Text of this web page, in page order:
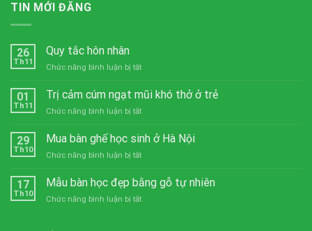
TIN MỚI ĐĂNG
26
Th11
Quy tắc hôn nhân
Chức năng bình luận bị tắtở
tắc
nhân
01
Th11
Trị cảm cúm ngạt mũi khó thở ở trẻ
Chức năng bình luận bị tắtở
cảm
cúm
ngạt
khó
29
Th10
Mua bàn ghế học sinh ở Hà Nội
Chức năng bình luận bị tắtở
bàn
ghế
học
17
Th10
Mẫu bàn học đẹp bằng gỗ tự nhiên
Chức năng bình luận bị tắtở